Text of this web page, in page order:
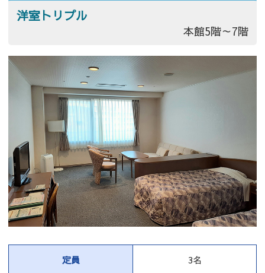
洋室トリプル
本館5階～7階
定員 3名